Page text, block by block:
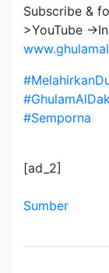
Subscribe &
>YouTube -
#Semporna
[ad_2]
Sumber